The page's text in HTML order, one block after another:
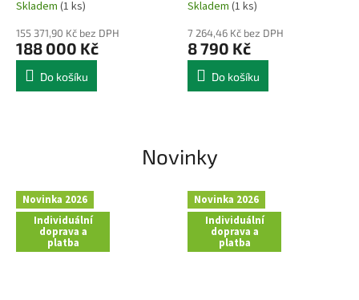
Skladem (1 ks)
155 371,90 Kč bez DPH
188 000 Kč
Do košíku
Skladem (1 ks)
7 264,46 Kč bez DPH
8 790 Kč
Do košíku
Novinky
Novinka 2026
Individuální
doprava a
platba
Novinka 2026
Individuální
doprava a
platba